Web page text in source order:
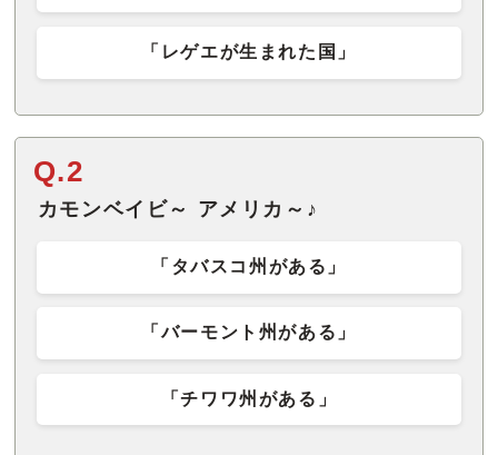
「レゲエが生まれた国」
Q.2
カモンベイビ～ アメリカ～♪
「タバスコ州がある」
「バーモント州がある」
「チワワ州がある」